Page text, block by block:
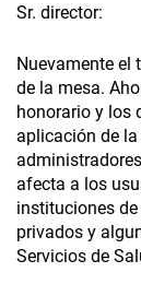
Sr. director:
Nuevamente el
de la mesa.
honorario y los
aplicación de
afecta a los
instituciones
privados y
Servicios de